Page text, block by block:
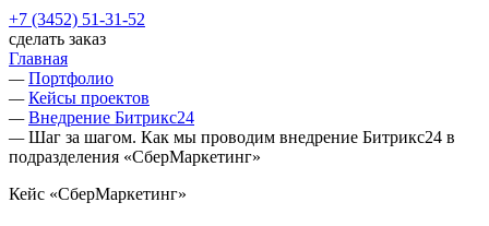
+7 (3452) 51-31-52
сделать заказ
Главная
— Портфолио
— Кейсы проектов
— Внедрение Битрикс24
— Шаг за шагом. Как мы проводим внедрение Битрикс24 в
подразделения «СберМаркетинг»
Кейс «СберМаркетинг»